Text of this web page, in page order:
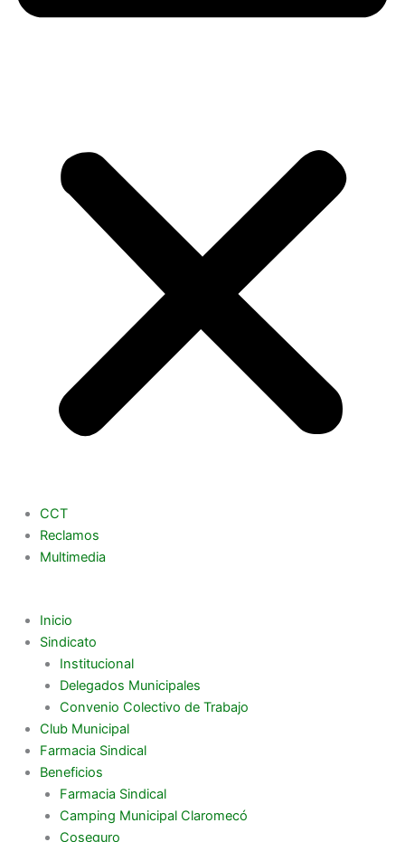
CCT
Reclamos
Multimedia
Inicio
Sindicato
Institucional
Delegados Municipales
Convenio Colectivo de Trabajo
Club Municipal
Farmacia Sindical
Beneficios
Farmacia Sindical
Camping Municipal Claromecó
Coseguro